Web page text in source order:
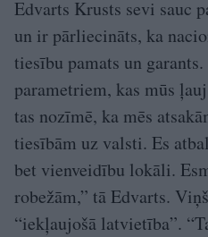
Edvarts Krusts sevi sauc
un ir pārliecināts, ka
tiesību pamats un
parametriem, kas mūs
tas nozīmē, ka mēs
tiesībām uz valsti. Es
bet vienveidību lokāli.
robežām,” tā Edvarts.
“iekļaujošā latvietība”.